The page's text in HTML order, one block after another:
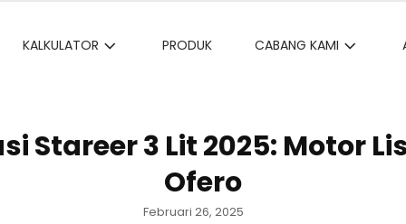
KALKULATOR PRODUK CABANG KAMI
Stareer 3 Lit 2025: Motor
Ofero
Posted
Februari 26, 2025